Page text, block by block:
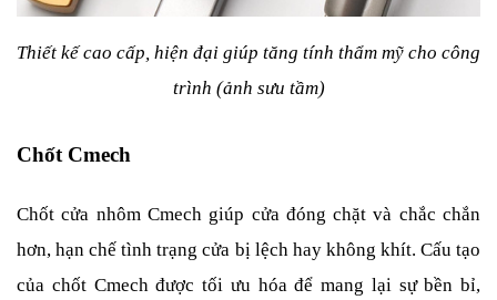
Thiết kế cao cấp, hiện đại giúp tăng tính thẩm mỹ cho công
trình (ảnh sưu tầm)
Chốt Cmech
Chốt cửa nhôm Cmech giúp cửa đóng chặt và chắc chắn
hơn, hạn chế tình trạng cửa bị lệch hay không khít. Cấu tạo
của chốt Cmech được tối ưu hóa để mang lại sự bền bỉ,